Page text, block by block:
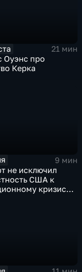
21 мин
Оуэнс про
Керка
9 мин
не исключил
США к
кризису в